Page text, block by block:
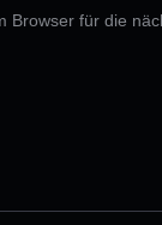
für die